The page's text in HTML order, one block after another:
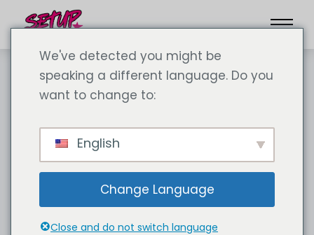
We've detected you might be
speaking a different language. Do you
want to change to:
English
Change Language
Close and do not switch language